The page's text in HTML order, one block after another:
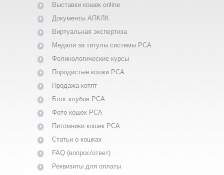
Выставки кошек online
Документы АПКЛК
Виртуальная экспертиза
Медали за титулы системы PCA
Фелинологические курсы
Породистые кошки PCA
Продажа котят
Блог клубов PCA
Фото кошек PCA
Питомники кошек PCA
Статьи о кошках
FAQ (вопрос/ответ)
Реквизиты для оплаты